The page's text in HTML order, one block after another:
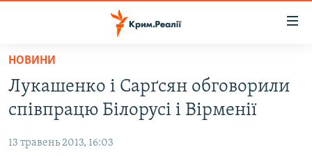
Перейти
основного
матеріалу
до
ВОДА.КРИМ
ВІДЕО ТА ФОТО
ПОЛІТИКА
НОВИНИ
Лукашенко і Сарґсян обговорили
співпрацю Білорусі і Вірменії
13 травень 2013, 16:03